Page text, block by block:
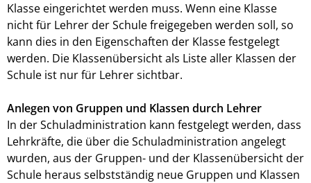
Klasse eingerichtet werden muss. Wenn eine Klasse
nicht für Lehrer der Schule freigegeben werden soll, so
kann dies in den Eigenschaften der Klasse festgelegt
werden. Die Klassenübersicht als Liste aller Klassen der
Schule ist nur für Lehrer sichtbar.
Anlegen von Gruppen und Klassen durch Lehrer
In der Schuladministration kann festgelegt werden, dass
Lehrkräfte, die über die Schuladministration angelegt
wurden, aus der Gruppen- und der Klassenübersicht der
Schule heraus selbstständig neue Gruppen und Klassen